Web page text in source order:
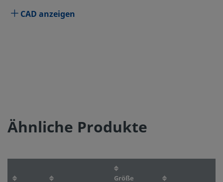
CAD anzeigen
Ähnliche Produkte
Größe